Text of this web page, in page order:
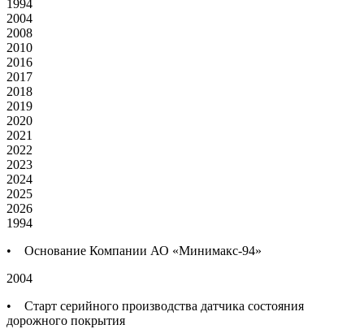
1994
2004
2008
2010
2016
2017
2018
2019
2020
2021
2022
2023
2024
2025
2026
1994
• Основание Компании АО «Минимакс-94»
2004
• Старт серийного производства датчика состояния
дорожного покрытия